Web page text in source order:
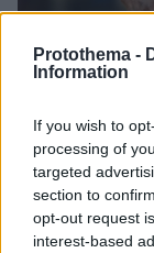
Protothema -
Information
If you wish to
processing of
targeted
section to
opt-out request
interest-based
Ολυμπιακός:
ΜακΚίσικ και
Ο Εβάν
ενώ ο Ντόντα
προπόνηση